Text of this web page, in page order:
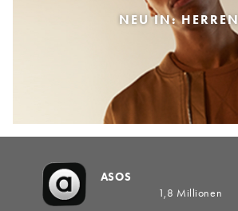
NEU IN: HERREN
ASOS
1,8 Millionen